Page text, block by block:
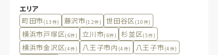
エリア
町田市 (13件) 藤沢市 (12件) 世田谷区(10件)
横浜市戸塚区(6件) 立川市(6件) 杉並区(5件)
横浜市金沢区(4件) 八王子市内 (4件) 八王子市 (4件)